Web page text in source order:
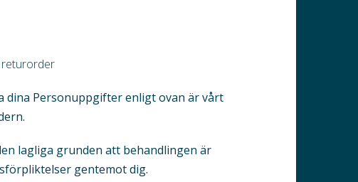
dina Personuppgifter enligt ovan är vårt
lagliga grunden att behandlingen är
gentemot dig.